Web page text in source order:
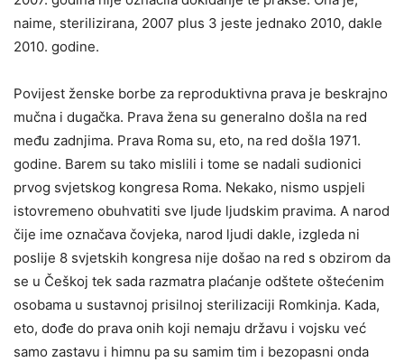
naime, sterilizirana, 2007 plus 3 jeste jednako 2010, dakle
2010. godine.
Povijest ženske borbe za reproduktivna prava je beskrajno
mučna i dugačka. Prava žena su generalno došla na red
među zadnjima. Prava Roma su, eto, na red došla 1971.
godine. Barem su tako mislili i tome se nadali sudionici
prvog svjetskog kongresa Roma. Nekako, nismo uspjeli
istovremeno obuhvatiti sve ljude ljudskim pravima. A narod
čije ime označava čovjeka, narod ljudi dakle, izgleda ni
poslije 8 svjetskih kongresa nije došao na red s obzirom da
se u Češkoj tek sada razmatra plaćanje odštete oštećenim
osobama u sustavnoj prisilnoj sterilizaciji Romkinja. Kada,
eto, dođe do prava onih koji nemaju državu i vojsku već
samo zastavu i himnu pa su samim tim i bezopasni onda